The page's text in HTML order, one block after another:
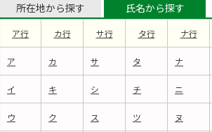
所在地から探す 氏名から探す
ア行 カ行 サ行 タ行 ナ行
ア カ サ タ ナ
イ キ シ チ ニ
ウ ク ス ツ ヌ